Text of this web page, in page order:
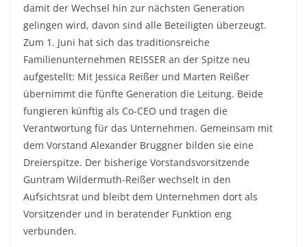
damit der Wechsel hin zur nächsten Generation
gelingen wird, davon sind alle Beteiligten überzeugt.
Zum 1. Juni hat sich das traditionsreiche
Familienunternehmen REISSER an der Spitze neu
aufgestellt: Mit Jessica Reißer und Marten Reißer
übernimmt die fünfte Generation die Leitung. Beide
fungieren künftig als Co-CEO und tragen die
Verantwortung für das Unternehmen. Gemeinsam mit
dem Vorstand Alexander Bruggner bilden sie eine
Dreierspitze. Der bisherige Vorstandsvorsitzende
Guntram Wildermuth-Reißer wechselt in den
Aufsichtsrat und bleibt dem Unternehmen dort als
Vorsitzender und in beratender Funktion eng
verbunden.